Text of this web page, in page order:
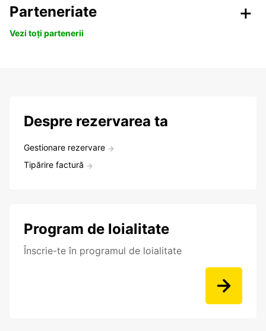
Parteneriate
Vezi toți partenerii
Despre rezervarea ta
Gestionare rezervare
Tipărire factură
Program de loialitate
Înscrie-te în programul de loialitate